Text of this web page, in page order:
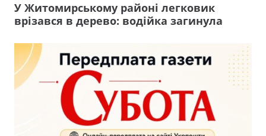
У Житомирському районі легковик
врізався в дерево: водійка загинула